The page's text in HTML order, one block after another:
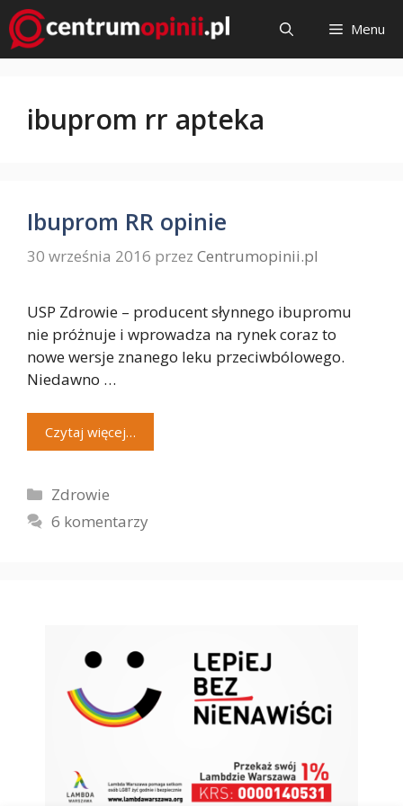
Przejdź
do
treści
Menu
ibuprom rr apteka
Ibuprom RR opinie
30 września 2016 przez Centrumopinii.pl
USP Zdrowie – producent słynnego ibupromu
nie próżnuje i wprowadza na rynek coraz to
nowe wersje znanego leku przeciwbólowego.
Niedawno …
Czytaj więcej…
Kategorie
Zdrowie
6 komentarzy